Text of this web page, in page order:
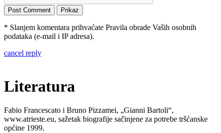
* Slanjem komentara prihvaćate Pravila obrade Vaših osobnih
podataka (e-mail i IP adresa).
cancel reply
Literatura
Fabio Francescato i Bruno Pizzamei, „Gianni Bartoli“,
www.atrieste.eu, sažetak biografije sačinjene za potrebe tršćanske
općine 1999.